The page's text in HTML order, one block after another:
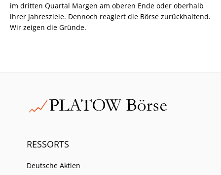
im dritten Quartal Margen am oberen Ende oder oberhalb
ihrer Jahresziele. Dennoch reagiert die Börse zurückhaltend.
Wir zeigen die Gründe.
RESSORTS
Deutsche Aktien